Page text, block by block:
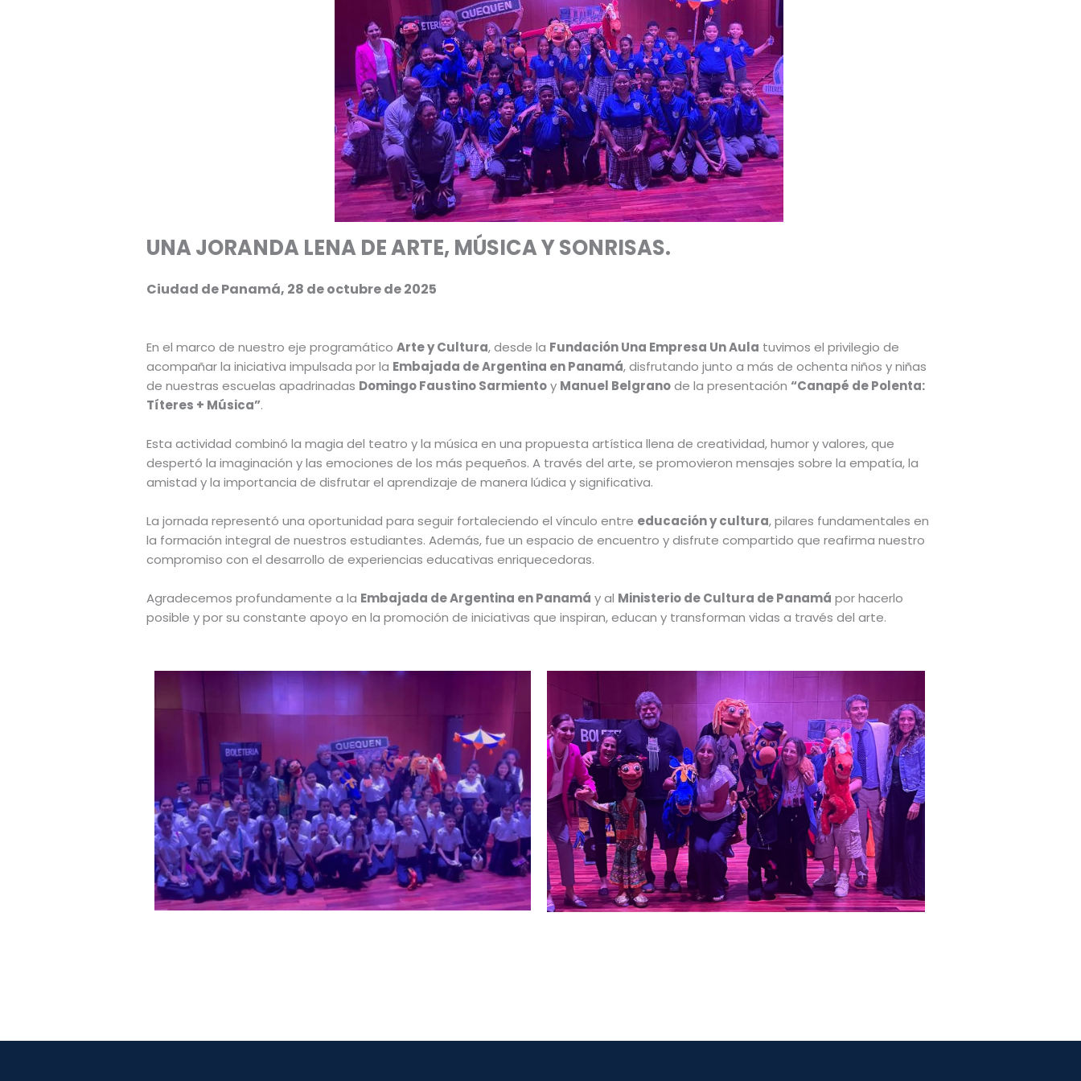
UNA JORANDA LENA DE ARTE, MÚSICA Y SONRISAS.
Ciudad de Panamá, 28 de octubre de 2025
En el marco de nuestro eje programáticoArte y Cultura, desde la Fundación Una Empresa Un Aula tuvimos el privilegio de
acompañar la iniciativa impulsada por la Embajada de Argentina en Panamá, disfrutando junto a más de ochenta niños y niñas
de nuestras escuelas apadrinadas Domingo Faustino Sarmientoy Manuel Belgranode la presentación“Canapé de Polenta:
Títeres + Música”.
Esta actividad combinó la magia del teatro y la música en una propuesta artística llena de creatividad, humor y valores, que
despertó la imaginación y las emociones de los más pequeños. A través del arte, se promovieron mensajes sobre la empatía, la
amistad y la importancia de disfrutar el aprendizaje de manera lúdica y significativa.
La jornada representó una oportunidad para seguir fortaleciendo el vínculo entre educación y cultura, pilares fundamentales en
la formación integral de nuestros estudiantes. Además, fue un espacio de encuentro y disfrute compartido que reafirma nuestro
compromiso con el desarrollo de experiencias educativas enriquecedoras.
Agradecemos profundamente a la Embajada de Argentina en Panamá y al Ministerio de Cultura de Panamá por hacerlo
posible y por su constante apoyo en la promoción de iniciativas que inspiran, educan y transforman vidas a través del arte.